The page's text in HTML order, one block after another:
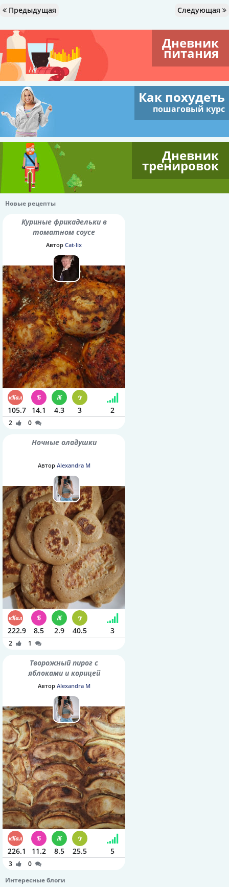
Предыдущая Следующая
Дневник
питания
Как похудеть
пошаговый курс
Дневник
тренировок
Новые рецепты
Куриные фрикадельки в
томатном соусе
Автор Cat-lix
105.7 14.1 4.3 3 2
2 0
Ночные оладушки
Автор Alexandra M
222.9 8.5 2.9 40.5 3
2 1
Творожный пирог с
яблоками и корицей
Автор Alexandra M
226.1 11.2 8.5 25.5 5
3
0
Интересные блоги